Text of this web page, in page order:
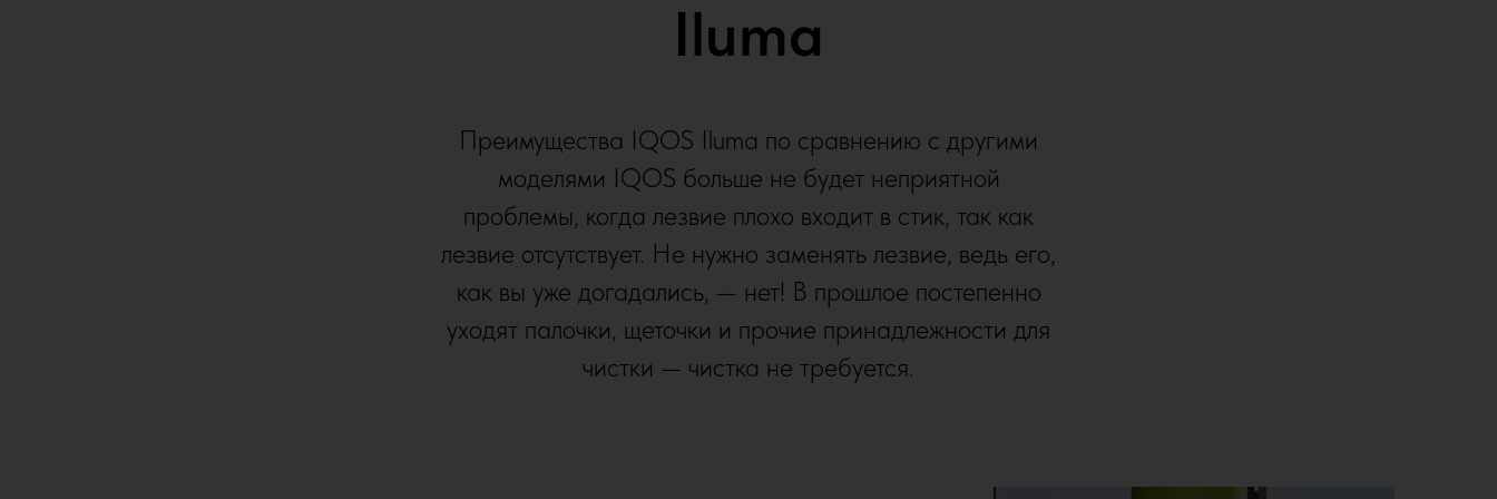
Iluma
Преимущества IQOS Iluma по сравнению с другими
моделями IQOS больше не будет неприятной
проблемы, когда лезвие плохо входит в стик, так как
лезвие отсутствует. Не нужно заменять лезвие, ведь его,
как вы уже догадались, — нет! В прошлое постепенно
уходят палочки, щеточки и прочие принадлежности для
чистки — чистка не требуется.